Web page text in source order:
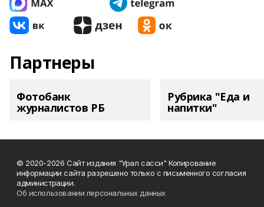
Партнеры
Фотобанк
журналистов РБ
Рубрика "Еда и
напитки"
© 2020-2026 Сайт издания "Урал сасси" Копирование
информации сайта разрешено только с письменного согласия
администрации.
Об использовании персональных данных